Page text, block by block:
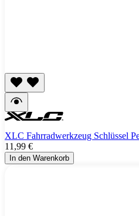
XLC Fahrradwerkzeug Schlüssel
11,99 €
In den Warenkorb